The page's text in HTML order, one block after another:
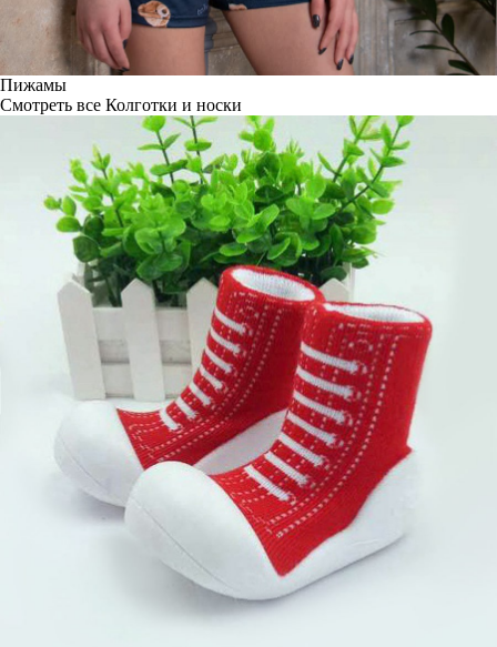
Пижамы
Смотреть все Колготки и носки